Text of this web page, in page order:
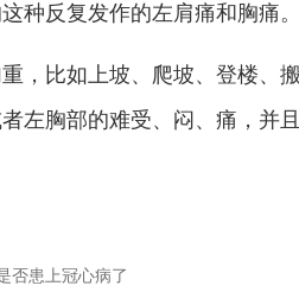
种反复发作的左肩痛和胸痛。
，比如上坡、爬坡、登楼、
左胸部的难受、闷、痛，并